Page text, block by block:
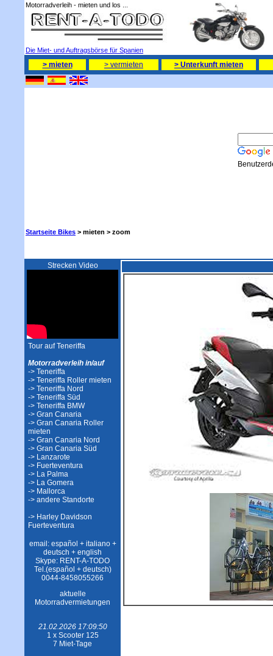
Motorradverleih - mieten und los ...
Die Miet- und Auftragsbörse für Spanien
> mieten > vermieten > Unterkunft mieten
Startseite Bikes > mieten > zoom
Strecken Video
Tour auf Teneriffa
Motorradverleih in/auf
-> Teneriffa
-> Teneriffa Roller mieten
-> Teneriffa Nord
-> Teneriffa Süd
-> Teneriffa BMW
-> Gran Canaria
-> Gran Canaria Roller
mieten
-> Gran Canaria Nord
-> Gran Canaria Süd
-> Lanzarote
-> Fuerteventura
-> La Palma
-> La Gomera
-> Mallorca
-> andere Standorte
-> Harley Davidson
Fuerteventura
email: español + italiano +
deutsch + english
Skype: RENT-A-TODO
Tel.(español + deutsch)
0044-8458055266
aktuelle
Motorradvermietungen
21.02.2026 17:09:50
1 x Scooter 125
7 Miet-Tage